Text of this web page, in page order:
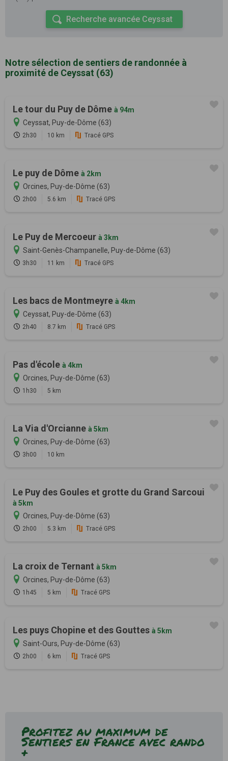
Recherche avancée Ceyssat
Notre sélection de sentiers de randonnée à
proximité de Ceyssat (63)
Le tour du Puy de Dôme à 94m
Ceyssat, Puy-de-Dôme (63)
2h30 10 km Tracé GPS
Le puy de Dôme à 2km
Orcines, Puy-de-Dôme (63)
2h00 5.6 km Tracé GPS
Le Puy de Mercoeur à 3km
Saint-Genès-Champanelle, Puy-de-Dôme (63)
3h30 11 km Tracé GPS
Les bacs de Montmeyre à 4km
Ceyssat, Puy-de-Dôme (63)
2h40 8.7 km Tracé GPS
Pas d'école à 4km
Orcines, Puy-de-Dôme (63)
1h30 5 km
La Via d'Orcianne à 5km
Orcines, Puy-de-Dôme (63)
3h00 10 km
Le Puy des Goules et grotte du Grand Sarcoui
à 5km
Orcines, Puy-de-Dôme (63)
2h00 5.3 km Tracé GPS
La croix de Ternant à 5km
Orcines, Puy-de-Dôme (63)
1h45 5 km Tracé GPS
Les puys Chopine et des Gouttes à 5km
Saint-Ours, Puy-de-Dôme (63)
2h00 6 km Tracé GPS
Profitez au maximum de
Sentiers en France avec rando
+